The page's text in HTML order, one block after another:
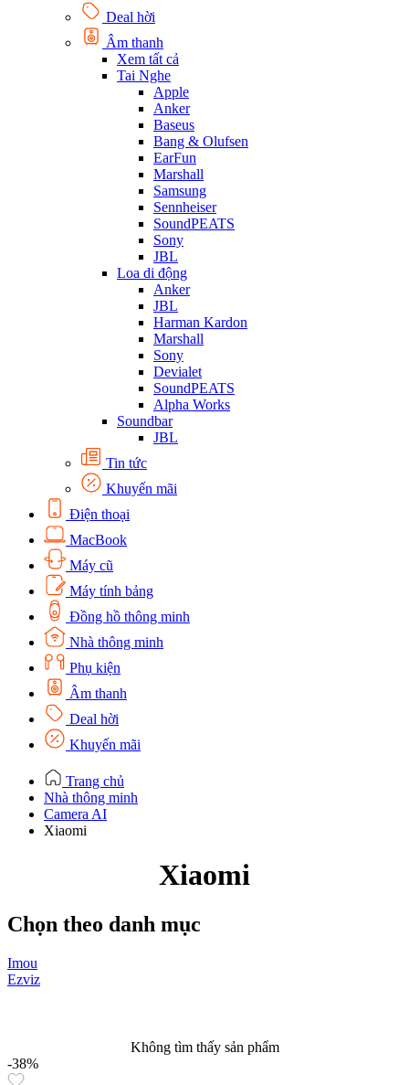
Deal hời
Âm thanh
Xem tất cả
Tai Nghe
Apple
Anker
Baseus
Bang & Olufsen
EarFun
Marshall
Samsung
Sennheiser
SoundPEATS
Sony
JBL
Loa di động
Anker
JBL
Harman Kardon
Marshall
Sony
Devialet
SoundPEATS
Alpha Works
Soundbar
JBL
Tin tức
Khuyến mãi
Điện thoại
MacBook
Máy cũ
Máy tính bảng
Đồng hồ thông minh
Nhà thông minh
Phụ kiện
Âm thanh
Deal hời
Khuyến mãi
Trang chủ
Nhà thông minh
Camera AI
Xiaomi
Xiaomi
Chọn theo danh mục
Imou
Ezviz
Không tìm thấy sản phẩm
-38%